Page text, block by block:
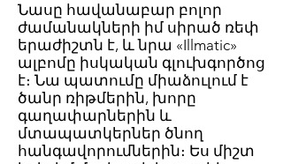
Նասը հավանաբար բոլոր
ժամանակների իմ սիրած ռեփ
երաժիշտն է, և նրա «Illmatic»
ալբոմը իսկական գլուխգործոց
է։ Նա պատումը միաձուլում է
ծանր ռիթմերին, խորը
գաղափարներին և
մտապատկերներ ծնող
հանգավորումներին։ Ես միշտ